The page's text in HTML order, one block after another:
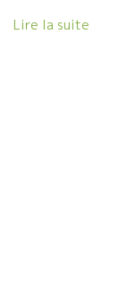
Lire la suite